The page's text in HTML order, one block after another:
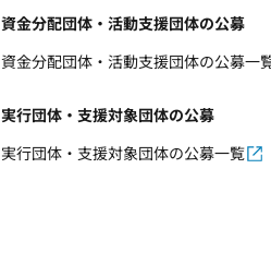
資金分配団体・活動支援団体の公募
資金分配団体・活動支援団体の公募一
実行団体・支援対象団体の公募
実行団体・支援対象団体の公募一覧